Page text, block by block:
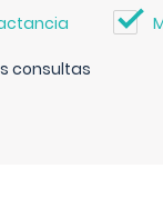
consultas